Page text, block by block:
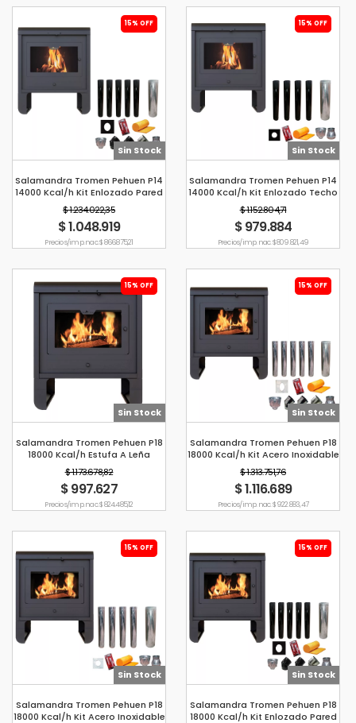
15% OFF
Sin Stock
Salamandra Tromen Pehuen P14
14000 Kcal/h Kit Enlozado Pared
6"
$ 1.234.022,35
$ 1.048.919
Precio s/imp. nac. $ 866.875,21
15% OFF
Sin Stock
Salamandra Tromen Pehuen P14
14000 Kcal/h Kit Enlozado Techo
6"
$ 1.152.804,71
$ 979.884
Precio s/imp. nac. $ 809.821,49
15% OFF
Sin Stock
Salamandra Tromen Pehuen P18
18000 Kcal/h Estufa A Leña
$ 1.173.678,82
$ 997.627
Precio s/imp. nac. $ 824.485,12
15% OFF
Sin Stock
Salamandra Tromen Pehuen P18
18000 Kcal/h Kit Acero Inoxidable
Pared 6"
$ 1.313.751,76
$ 1.116.689
Precio s/imp. nac. $ 922.883,47
15% OFF
Sin Stock
Salamandra Tromen Pehuen P18
18000 Kcal/h Kit Acero Inoxidable
15% OFF
Sin Stock
Salamandra Tromen Pehuen P18
18000 Kcal/h Kit Enlozado Pared